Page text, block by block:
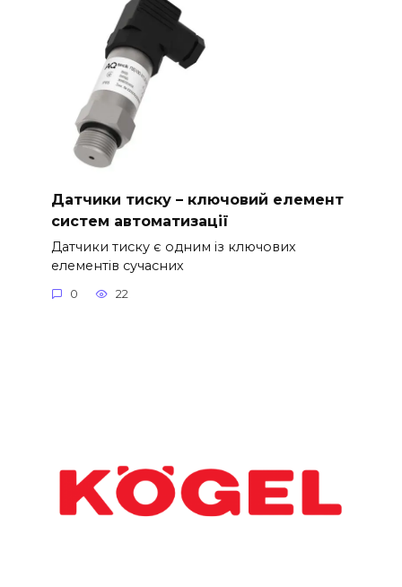
Датчики тиску – ключовий елемент
систем автоматизації
Датчики тиску є одним із ключових
елементів сучасних
0 22